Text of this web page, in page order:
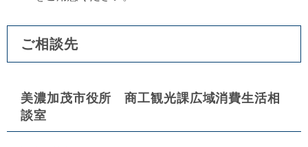
ご相談先
美濃加茂市役所 商工観光課広域消費生活相
談室